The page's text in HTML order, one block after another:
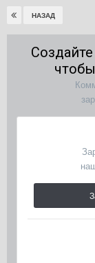
НАЗАД